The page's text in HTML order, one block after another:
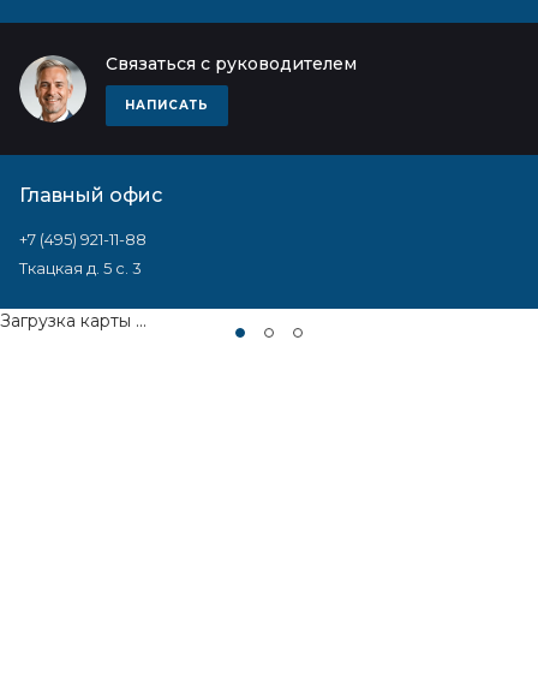
Связаться с руководителем
НАПИСАТЬ
Главный офис
+7 (495) 921-11-88
Ткацкая д. 5 с. 3
Загрузка карты ...